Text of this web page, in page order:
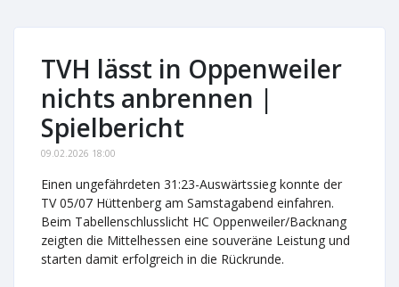
TVH lässt in Oppenweiler
nichts anbrennen |
Spielbericht
09.02.2026 18:00
Einen ungefährdeten 31:23-Auswärtssieg konnte der
TV 05/07 Hüttenberg am Samstagabend einfahren.
Beim Tabellenschlusslicht HC Oppenweiler/Backnang
zeigten die Mittelhessen eine souveräne Leistung und
starten damit erfolgreich in die Rückrunde.